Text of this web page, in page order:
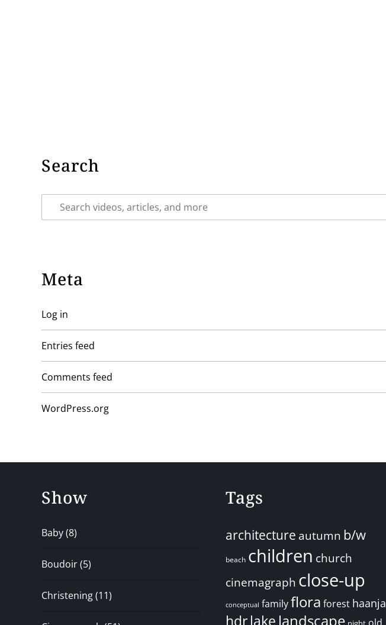
Search
Meta
Log in
Entries feed
Comments feed
WordPress.org
Show
Baby(8)
Boudoir(5)
Christening(11)
Tags
architecture autumn b/w
beach children church
cinemagraph close-up
conceptual familyflora forest haanja
hdrlake landscape